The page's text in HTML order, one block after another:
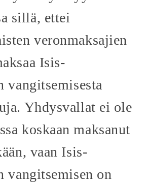
sillä, ettei
veronmaksajien
Isis-
vangitsemisesta
Yhdysvallat ei ole
koskaan maksanut
vaan Isis-
vangitsemisen on